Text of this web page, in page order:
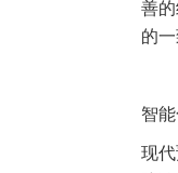
善
的
智
现